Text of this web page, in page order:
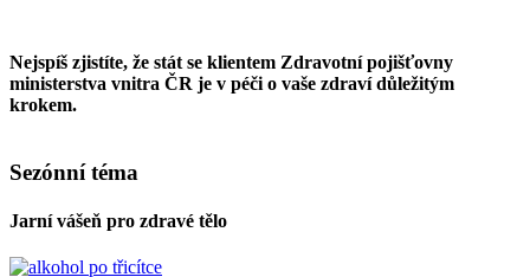
Nejspíš zjistíte, že stát se klientem Zdravotní pojišťovny
ministerstva vnitra ČR je v péči o vaše zdraví důležitým
krokem.
Sezónní téma
Jarní vášeň pro zdravé tělo